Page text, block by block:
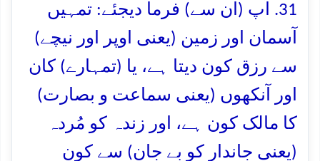
31. آپ (ان سے) فرما دیجئے: تمہیں
آسمان اور زمین (یعنی اوپر اور نیچے)
سے رزق کون دیتا ہے، یا (تمہارے) کان
اور آنکھوں (یعنی سماعت و بصارت)
کا مالک کون ہے، اور زندہ کو مُردہ
(یعنی جاندار کو بے جان) سے کون